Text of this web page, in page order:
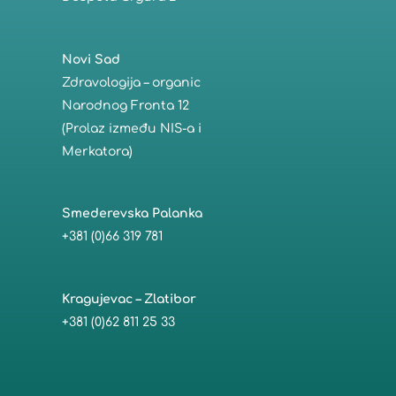
Novi Sad
Zdravologija – organic
Narodnog Fronta 12
(Prolaz između NIS-a i
Merkatora)
Smederevska Palanka
+381 (0)66 319 781
Kragujevac – Zlatibor
+381 (0)62 811 25 33